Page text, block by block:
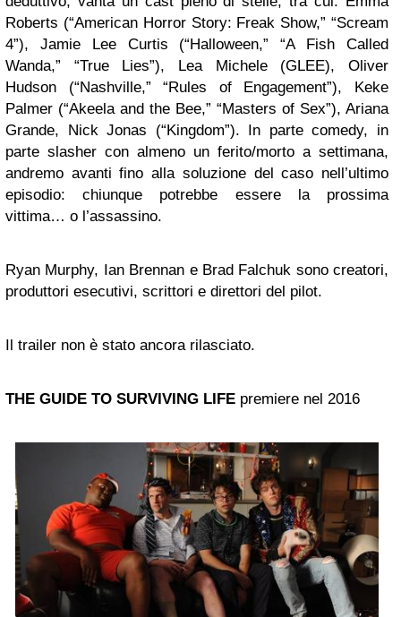
Roberts (“American Horror Story: Freak Show,” “Scream
4”), Jamie Lee Curtis (“Halloween,” “A Fish Called
Wanda,” “True Lies”), Lea Michele (GLEE), Oliver
Hudson (“Nashville,” “Rules of Engagement”), Keke
Palmer (“Akeela and the Bee,” “Masters of Sex”), Ariana
Grande, Nick Jonas (“Kingdom”). In parte comedy, in
parte slasher con almeno un ferito/morto a settimana,
andremo avanti fino alla soluzione del caso nell’ultimo
episodio: chiunque potrebbe essere la prossima
vittima… o l’assassino.
Ryan Murphy, Ian Brennan e Brad Falchuk sono creatori,
produttori esecutivi, scrittori e direttori del pilot.
Il trailer non è stato ancora rilasciato.
THE GUIDE TO SURVIVING LIFE premiere nel 2016